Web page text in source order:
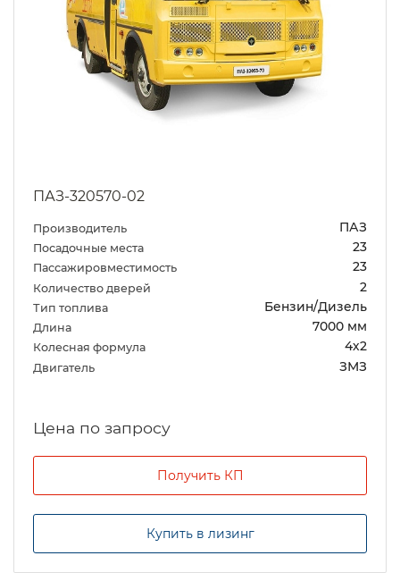
ПАЗ-320570-02
Производитель ПАЗ
Посадочные места 23
Пассажировместимость 23
Количество дверей 2
Тип топлива Бензин/Дизель
Длина 7000 мм
Колесная формула 4х2
Двигатель ЗМЗ
Цена по запросу
Получить КП
Купить в лизинг